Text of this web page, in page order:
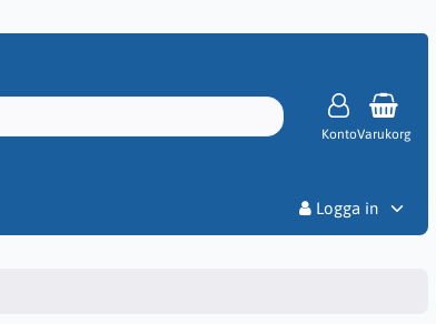
KontoVarukorg
Logga in